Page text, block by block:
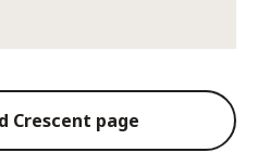
Crescent page